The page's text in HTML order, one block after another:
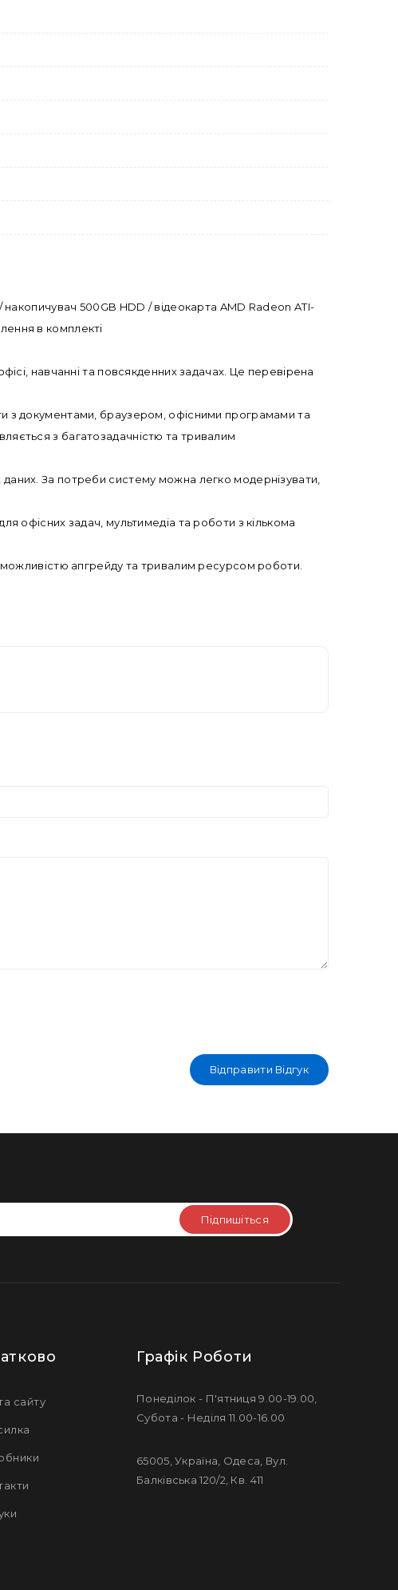
500GB HDD / відеокарта AMD Radeon ATI-
в комплекті
навчанні та повсякденних задачах. Це перевірена
з документами, браузером, офісними програмами та
з багатозадачністю та тривалим
За потреби систему можна легко модернізувати,
офісних задач, мультимедіа та роботи з кількома
можливістю апгрейду та тривалим ресурсом роботи.
Відправити Відгук
Підпишіться
сайту
Графік Роботи
Понеділок - П'ятниця 9.00-19.00,
Субота - Неділя 11.00-16.00
65005, Україна, Одеса, Вул.
Балківська 120/2, Кв. 411